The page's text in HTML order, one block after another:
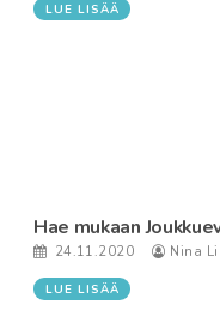
LUE LISÄÄ
Hae mukaan
24.11.2020 Nina
LUE LISÄÄ